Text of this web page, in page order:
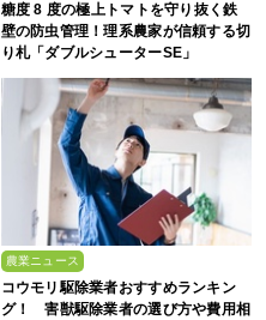
糖度 8 度の極上トマトを守り抜く鉄
壁の防虫管理！理系農家が信頼する切
り札「ダブルシューターSE」
農業ニュース
コウモリ駆除業者おすすめランキン
グ！ 害獣駆除業者の選び方や費用相